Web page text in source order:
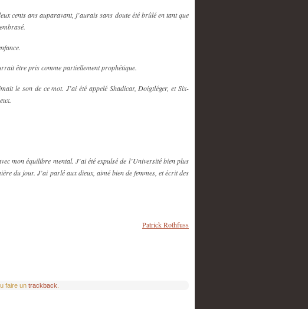
cents ans auparavant, j’aurais sans doute été brûlé en tant que
être pris comme partiellement prophétique.
le son de ce mot. J’ai été appelé Shadicar, Doigtléger, et Six-
mon équilibre mental. J’ai été expulsé de l’Université bien plus
du jour. J’ai parlé aux dieux, aimé bien de femmes, et écrit des
Patrick Rothfuss
faire un trackback